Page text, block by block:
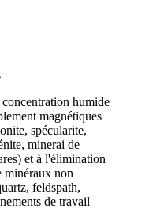
humide
magnétiques
spécularite,
minerai de
et à l'élimination
minéraux non
feldspath,
de travail